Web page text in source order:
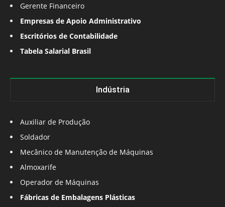
Gerente Financeiro
Empresas de Apoio Administrativo
Escritórios de Contabilidade
Tabela Salarial Brasil
Indústria
Auxiliar de Produção
Soldador
Mecânico de Manutenção de Máquinas
Almoxarife
Operador de Máquinas
Fábricas de Embalagens Plásticas